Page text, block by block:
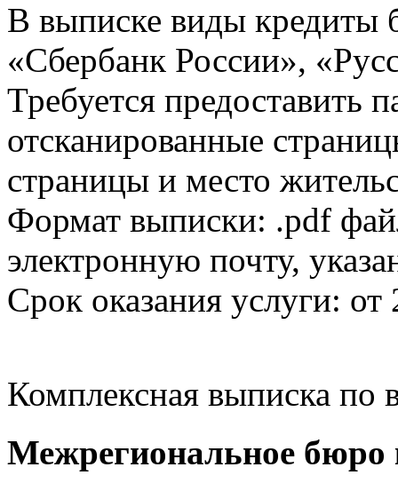
В выписке виды кредиты
«Сбербанк России»,
Требуется предоставить
отсканированные
страницы и место
Формат выписки: .pdf
электронную почту,
Срок оказания услуги: от
Комплексная выписка
Межрегиональное бюро